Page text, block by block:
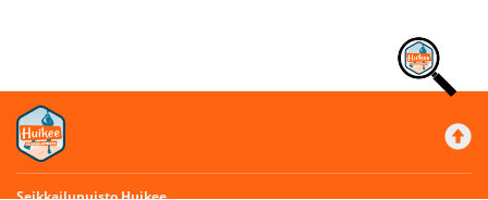
Seikkailupuisto Huikee